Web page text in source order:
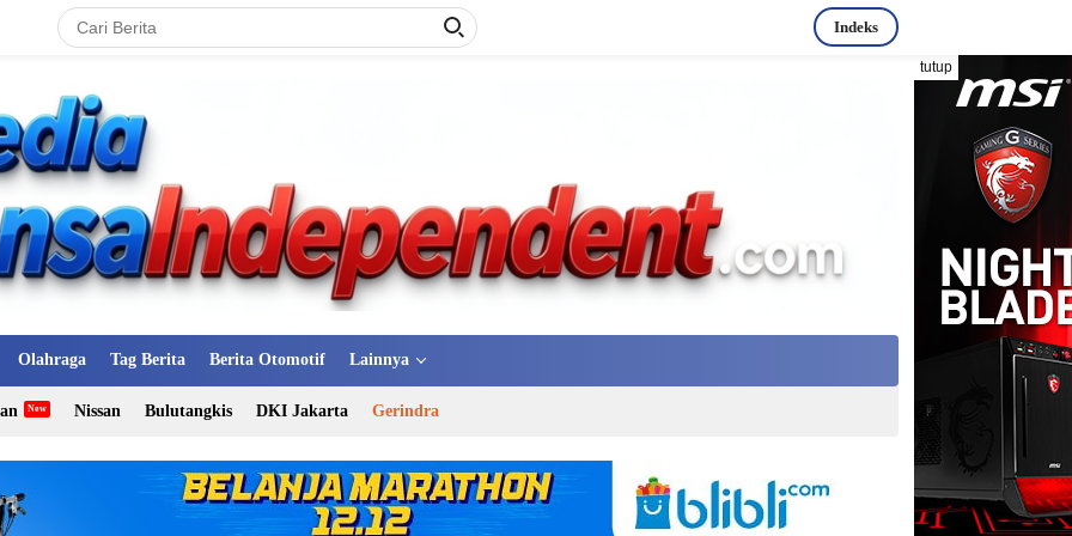
Indeks
tutup
Olahraga Tag Berita Berita Otomotif Lainnya
Nissan Bulutangkis DKI Jakarta Gerindra